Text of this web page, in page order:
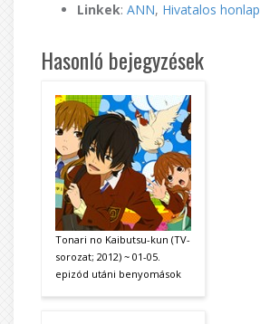
Linkek: ANN, Hivatalos honlap
Hasonló bejegyzések
Tonari no Kaibutsu-kun (TV-
sorozat; 2012) ~ 01-05.
epizód utáni benyomások